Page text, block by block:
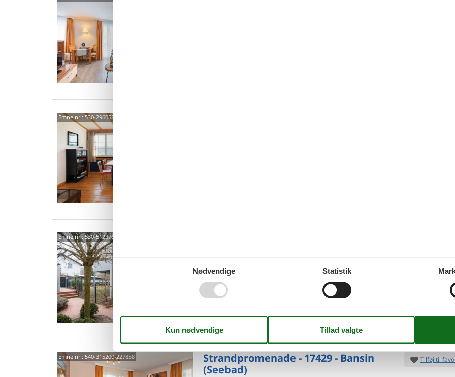
Emne nr.: 530-296058
Emne nr.:530-512376
4 personer
1 husdyr
1 soveværelse
1 badeværelse
Vand 200
Indkøb 500
7
Mere
Emne nr.: 540-315200-227858
Strandpromenade - 17429 - Bansin
(Seebad)
Tilføj til
Nødvendige Statistik